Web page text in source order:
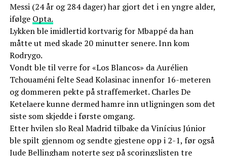
Messi (24 år og 284 dager) har gjort det i en yngre alder,
ifølge Opta.
Lykken ble imidlertid kortvarig for Mbappé da han
måtte ut med skade 20 minutter senere. Inn kom
Rodrygo.
Vondt ble til verre for «Los Blancos» da Aurélien
Tchouaméni felte Sead Kolasinac innenfor 16-meteren
og dommeren pekte på straffemerket. Charles De
Ketelaere kunne dermed hamre inn utligningen som det
siste som skjedde i første omgang.
Etter hvilen slo Real Madrid tilbake da Vinícius Júnior
ble spilt gjennom og sendte gjestene opp i 2-1, før også
Jude Bellingham noterte seg på scoringslisten tre